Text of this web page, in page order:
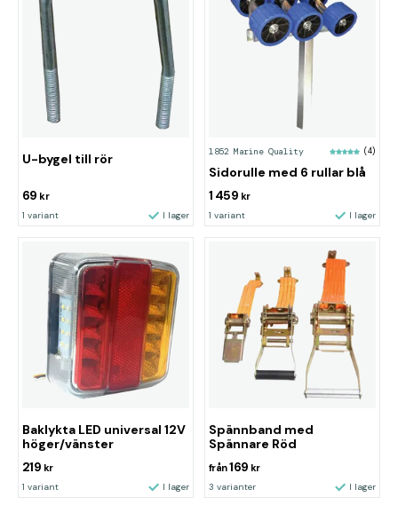
U-bygel till rör
69 kr
1 variant I lager
1852 Marine Quality (4)
Sidorulle med 6 rullar blå
1 459 kr
1 variant I lager
Baklykta LED universal 12V
höger/vänster
219 kr
1 variant I lager
Spännband med
Spännare Röd
från169 kr
3 varianter I lager